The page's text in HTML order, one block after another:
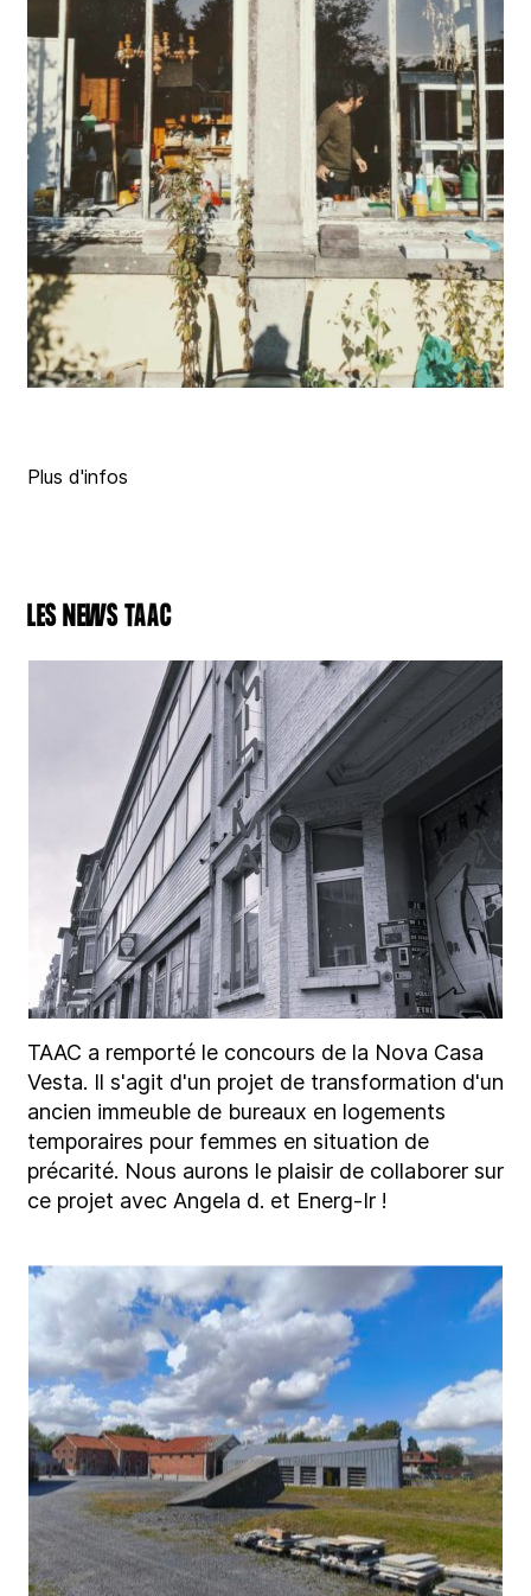
Plus d'infos
LES NEWS TAAC
TAAC a remporté le concours de la Nova Casa
Vesta. Il s'agit d'un projet de transformation d'un
ancien immeuble de bureaux en logements
temporaires pour femmes en situation de
précarité. Nous aurons le plaisir de collaborer sur
ce projet avec Angela d. et Energ-Ir !